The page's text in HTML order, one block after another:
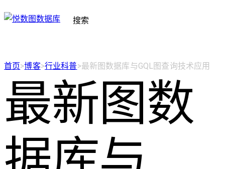
搜索
首页>博客>行业科普>最新图数据库与GQL图查询技术应用
最新图数